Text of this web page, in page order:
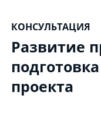
КОНСУЛЬТАЦИЯ
Развитие
проекта